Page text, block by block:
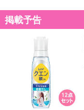
55×38×39cm
重量：920g
ポリプロピレン
【生産国】
イスラエル
掲載予告